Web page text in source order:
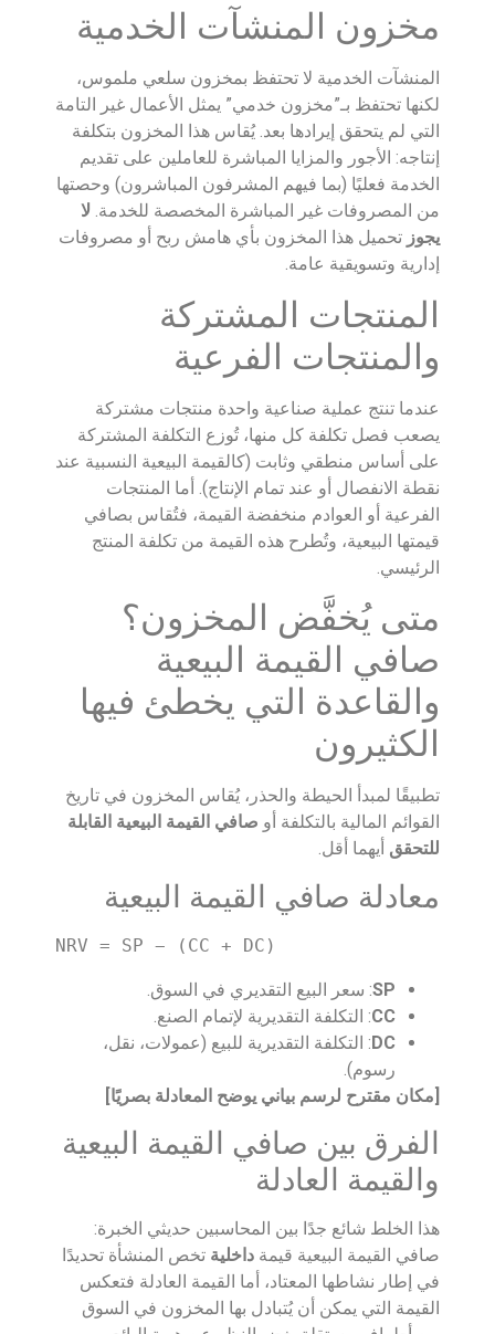
مخزون المنشآت الخدمية
المنشآت الخدمية لا تحتفظ بمخزون سلعي ملموس،
لكنها تحتفظ بـ”مخزون خدمي” يمثل الأعمال غير التامة
التي لم يتحقق إيرادها بعد. يُقاس هذا المخزون بتكلفة
إنتاجه: الأجور والمزايا المباشرة للعاملين على تقديم
الخدمة فعليًا (بما فيهم المشرفون المباشرون) وحصتها
من المصروفات غير المباشرة المخصصة للخدمة. لا
يجوز تحميل هذا المخزون بأي هامش ربح أو مصروفات
إدارية وتسويقية عامة.
المنتجات المشتركة
والمنتجات الفرعية
عندما تنتج عملية صناعية واحدة منتجات مشتركة
يصعب فصل تكلفة كل منها، تُوزع التكلفة المشتركة
على أساس منطقي وثابت (كالقيمة البيعية النسبية عند
نقطة الانفصال أو عند تمام الإنتاج). أما المنتجات
الفرعية أو العوادم منخفضة القيمة، فتُقاس بصافي
قيمتها البيعية، وتُطرح هذه القيمة من تكلفة المنتج
الرئيسي.
متى يُخفَّض المخزون؟
صافي القيمة البيعية
والقاعدة التي يخطئ فيها
الكثيرون
تطبيقًا لمبدأ الحيطة والحذر، يُقاس المخزون في تاريخ
القوائم المالية بالتكلفة أو صافي القيمة البيعية القابلة
للتحقق أيهما أقل.
معادلة صافي القيمة البيعية
NRV = SP − (CC + DC)
SP: سعر البيع التقديري في السوق.
CC: التكلفة التقديرية لإتمام الصنع.
DC: التكلفة التقديرية للبيع (عمولات، نقل،
رسوم).
[مكان مقترح لرسم بياني يوضح المعادلة بصريًا]
الفرق بين صافي القيمة البيعية
والقيمة العادلة
هذا الخلط شائع جدًا بين المحاسبين حديثي الخبرة:
صافي القيمة البيعية قيمة داخلية تخص المنشأة تحديدًا
في إطار نشاطها المعتاد، أما القيمة العادلة فتعكس
القيمة التي يمكن أن يُتبادل بها المخزون في السوق